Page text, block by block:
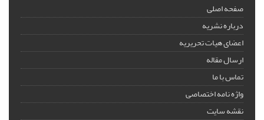
صفحه اصلی
درباره نشریه
اعضای هیات تحریریه
ارسال مقاله
تماس با ما
واژه نامه اختصاصی
نقشه سایت